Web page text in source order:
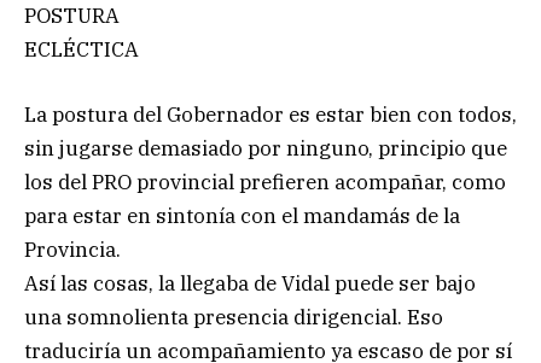
POSTURA
ECLÉCTICA
La postura del Gobernador es estar bien con todos,
sin jugarse demasiado por ninguno, principio que
los del PRO provincial prefieren acompañar, como
para estar en sintonía con el mandamás de la
Provincia.
Así las cosas, la llegaba de Vidal puede ser bajo
una somnolienta presencia dirigencial. Eso
traduciría un acompañamiento ya escaso de por sí